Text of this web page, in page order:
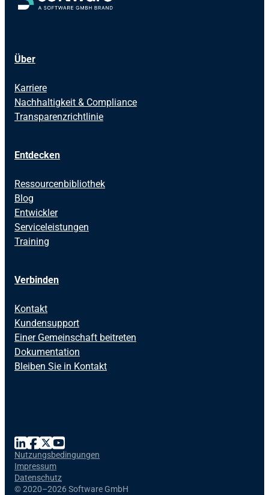
Über
Karriere
Nachhaltigkeit & Compliance
Transparenzrichtlinie
Entdecken
Ressourcenbibliothek
Blog
Entwickler
Serviceleistungen
Training
Verbinden
Kontakt
Kundensupport
Einer Gemeinschaft beitreten
Dokumentation
Bleiben Sie in Kontakt
©2020–2026 Software GmbH
Nutzungsbedingungen
Impressum
Datenschutz